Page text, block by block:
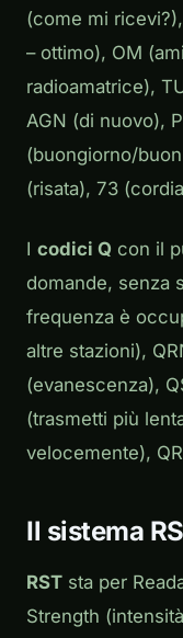
(come mi
– ottimo), OM
radioamatrice),
AGN (di nuovo),
(buongiorno/
(risata), 73
I codici Q con il
domande, senza
frequenza è
altre stazioni),
(evanescenza),
(trasmetti più
velocemente),
Il sistema
RST sta per
Strength